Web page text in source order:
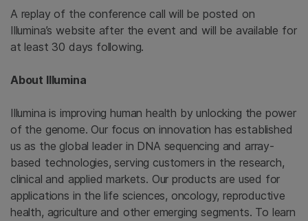
A replay of the conference call will be posted on
Illumina’s website after the event and will be available for
at least 30 days following.
About Illumina
Illumina is improving human health by unlocking the power
of the genome. Our focus on innovation has established
us as the global leader in DNA sequencing and array-
based technologies, serving customers in the research,
clinical and applied markets. Our products are used for
applications in the life sciences, oncology, reproductive
health, agriculture and other emerging segments. To learn